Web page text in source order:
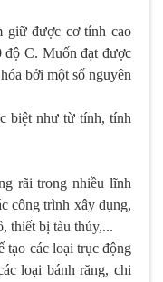
giữ được cơ tính cao
độ C. Muốn đạt được
bởi một số nguyên
biệt như từ tính, tính
rãi trong nhiều lĩnh
công trình xây dụng,
thiết bị tàu thủy,...
tạo các loại trục động
loại bánh răng, chi